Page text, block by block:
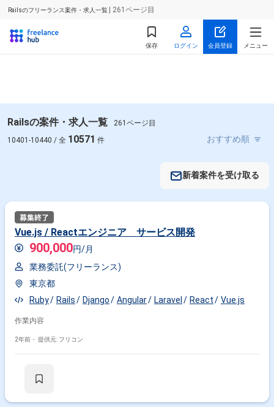
Railsのフリーランス案件・求人一覧 | 261ページ目
保存 ログイン 会員登録 メニュー
Railsの案件・求人一覧
261ページ目
10401-10440 / 全 10571 件
新着案件を受け取る
Vue.js / Reactエンジニア サービス開発
900,000円/月
業務委託(フリーランス)
東京都
Ruby
Rails Django Angular Laravel React Vue.js
作業内容
2年前・ 提供元: フリコン